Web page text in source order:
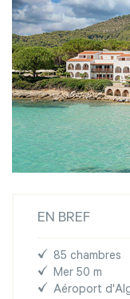
EN BREF
85 chambres
Mer 50 m
Aéroport